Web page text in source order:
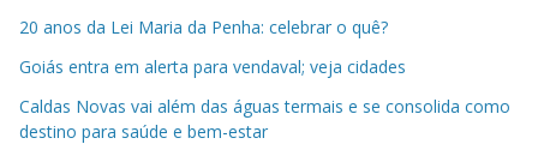
20 anos da Lei Maria da Penha: celebrar o quê?
Goiás entra em alerta para vendaval; veja cidades
Caldas Novas vai além das águas termais e se consolida como
destino para saúde e bem-estar